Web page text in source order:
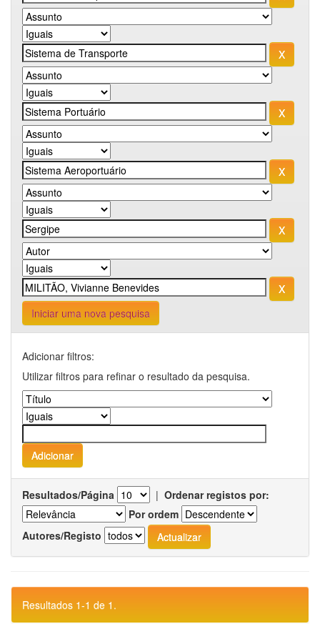
Iniciar uma nova pesquisa
Adicionar filtros:
Utilizar filtros para refinar o resultado da pesquisa.
Resultados/Página | Ordenar registos por:
Por ordem
Autores/Registo
Resultados 1-1 de 1.